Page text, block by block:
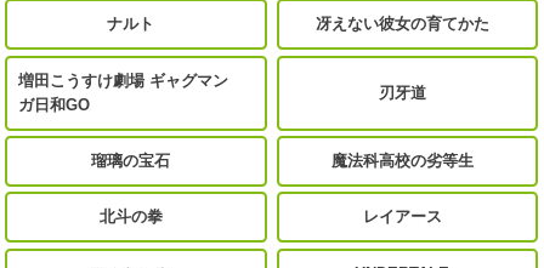
ナルト 冴えない彼女の育てかた
増田こうすけ劇場 ギャグマン
ガ日和GO
刃牙道
瑠璃の宝石 魔法科高校の劣等生
北斗の拳 レイアース